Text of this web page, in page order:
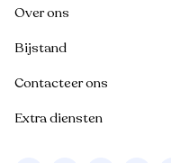
Over ons
Bijstand
Contacteer ons
Extra diensten